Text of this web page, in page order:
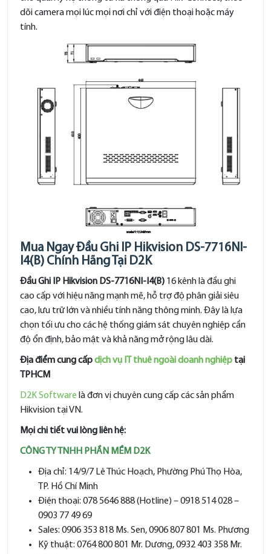
dõi camera mọi lúc mọi nơi chỉ với điện thoại hoặc máy
tính.
Mua Ngay Đầu Ghi IP Hikvision DS-7716NI-
I4(B) Chính Hãng Tại D2K
Đầu Ghi IP Hikvision DS-7716NI-I4(B) 16 kênh là đầu ghi
cao cấp với hiệu năng mạnh mẽ, hỗ trợ độ phân giải siêu
cao, lưu trữ lớn và nhiều tính năng thông minh. Đây là lựa
chọn tối ưu cho các hệ thống giám sát chuyên nghiệp cần
độ ổn định, bảo mật và khả năng mở rộng lâu dài.
Địa điểm cung cấpdịch vụ IT thuê ngoài doanh nghiệp tại
TPHCM
D2K Software là đơn vị chuyên cung cấp các sản phẩm
Hikvision tại VN.
Mọi chi tiết vui lòng liên hệ:
CÔNG TY TNHH PHẦN MỀM D2K
Địa chỉ: 14/9/7 Lê Thúc Hoạch, Phường Phú Thọ Hòa,
TP. Hồ Chí Minh
Điện thoại: 078 5646 888 (Hotline) – 0918 514 028 –
0903 77 49 69
Sales: 0906 353 818 Ms. Sen, 0906 807 801 Ms. Phương
Kỹ thuật: 0764 800 801 Mr. Dương, 0932 403 358 Mr.